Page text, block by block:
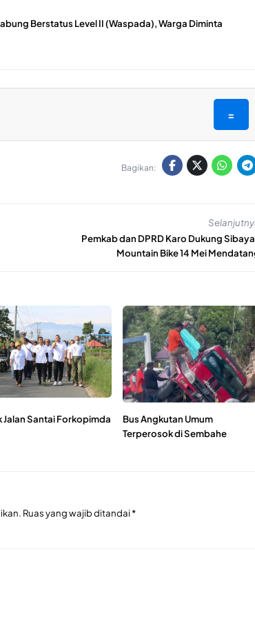
Berstatus Level II (Waspada), Warga Diminta
=
Bagikan:
Pemkab dan DPRD Karo Dukung
Mountain Bike 14 Mei
Jalan Santai Forkopimda
Bus Angkutan Umum
Terperosok di Sembahe
Ruas yang wajib ditandai*